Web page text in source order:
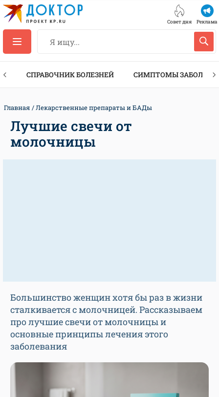
Совет дня Реклама
СПРАВОЧНИК БОЛЕЗНЕЙ СИМПТОМЫ
Главная Лекарственные препараты и БАДы
Лучшие свечи от
молочницы
Большинство женщин хотя бы раз в жизни
сталкивается с молочницей. Рассказываем
про лучшие свечи от молочницы и
основные принципы лечения этого
заболевания